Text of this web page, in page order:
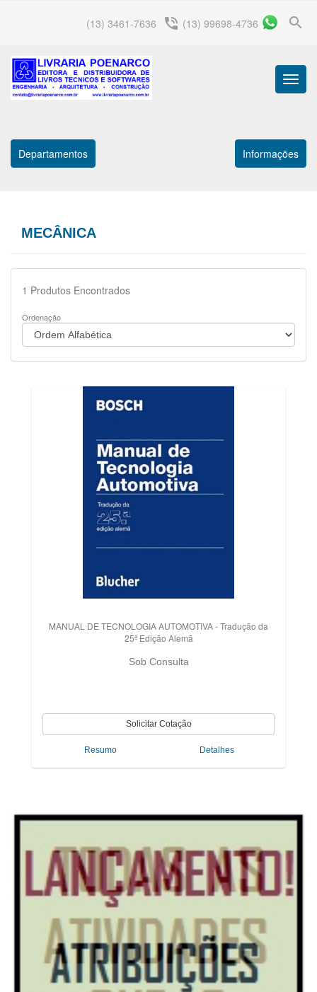
search
(13) 3461-7636 phone_in_talk (13) 99698-4736
Menu
Departamentos Informações
MECÂNICA
1 Produtos Encontrados
Ordenação
MANUAL DE TECNOLOGIA AUTOMOTIVA - Tradução da
25ª Edição Alemã
Sob Consulta
Resumo Detalhes